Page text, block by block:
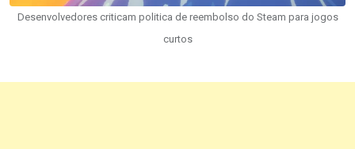
Desenvolvedores criticam politica de reembolso do Steam para jogos
curtos